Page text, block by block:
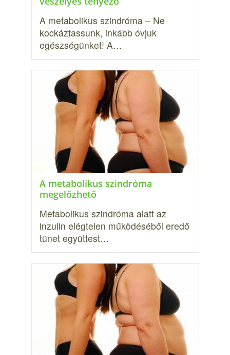
A metabolikus szindróma – Ne
kockáztassunk, inkább óvjuk
egészségünket! A…
A metabolikus szindróma
megelőzhető
Metabolikus szindróma alatt az
inzulin elégtelen működéséből eredő
tünet együttest…